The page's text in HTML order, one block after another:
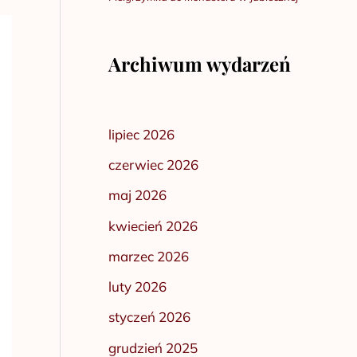
Archiwum wydarzeń
lipiec 2026
czerwiec 2026
maj 2026
kwiecień 2026
marzec 2026
luty 2026
styczeń 2026
grudzień 2025